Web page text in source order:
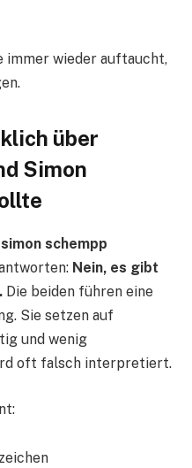
immer wieder auftaucht,
über
Simon
schempp
Nein, es gibt
Die beiden führen eine
Sie setzen auf
und wenig
oft falsch interpretiert.